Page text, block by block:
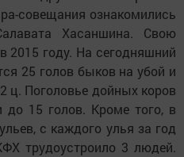
совещания ознакомились
Хасаншина. Свою
2015 году. На сегодняшний
25 голов быков на убой и
ц. Поголовье дойных коров
до 15 голов. Кроме того, в
с каждого улья за год
трудоустроило 3 людей.